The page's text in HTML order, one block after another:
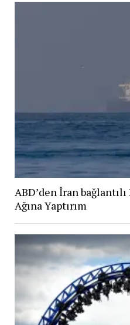
ABD’den İran
Ağına Yaptırım